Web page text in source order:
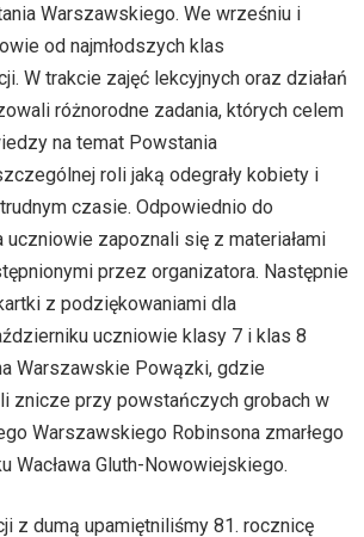
Warszawskiego. We wrześniu i
od najmłodszych klas
W trakcie zajęć lekcyjnych oraz działań
różnorodne zadania, których celem
na temat Powstania
roli jaką odegrały kobiety i
czasie. Odpowiednio do
uczniowie zapoznali się z materiałami
przez organizatora. Następnie
z podziękowaniami dla
uczniowie klasy 7 i klas 8
Warszawskie Powązki, gdzie
znicze przy powstańczych grobach w
Warszawskiego Robinsona zmarłego
Wacława Gluth-Nowowiejskiego.
z dumą upamiętniliśmy 81. rocznicę